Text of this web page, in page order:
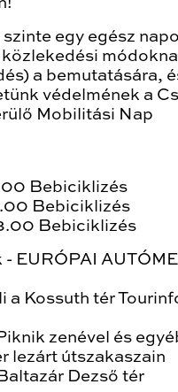
szinte egy egész
a bemutatására,
védelmének a
Mobilitási Nap
Bebiciklizés
Bebiciklizés
Bebiciklizés
EURÓPAI
a Kossuth tér
zenével és
lezárt útszakaszain
Dezső tér